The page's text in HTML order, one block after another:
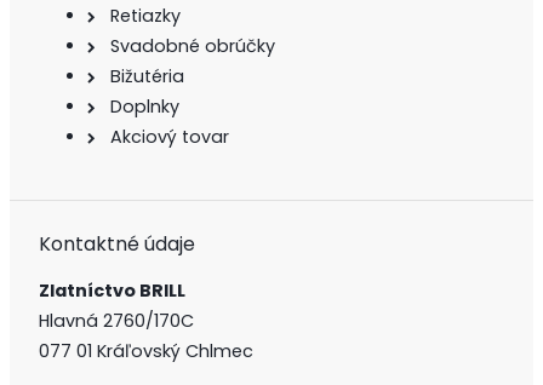
Retiazky
Svadobné obrúčky
Bižutéria
Doplnky
Akciový tovar
Kontaktné údaje
Zlatníctvo BRILL
Hlavná 2760/170C
077 01 Kráľovský Chlmec